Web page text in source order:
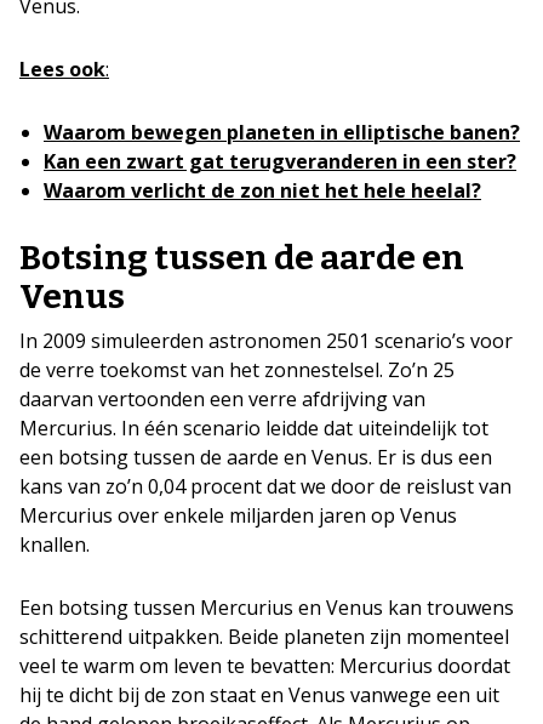
Venus.
Lees ook:
Waarom bewegen planeten in elliptische banen?
Kan een zwart gat terugveranderen in een ster?
Waarom verlicht de zon niet het hele heelal?
Botsing tussen de aarde en
Venus
In 2009 simuleerden astronomen 2501 scenario’s voor
de verre toekomst van het zonnestelsel. Zo’n 25
daarvan vertoonden een verre afdrijving van
Mercurius. In één scenario leidde dat uiteindelijk tot
een botsing tussen de aarde en Venus. Er is dus een
kans van zo’n 0,04 procent dat we door de reislust van
Mercurius over enkele miljarden jaren op Venus
knallen.
Een botsing tussen Mercurius en Venus kan trouwens
schitterend uitpakken. Beide planeten zijn momenteel
veel te warm om leven te bevatten: Mercurius doordat
hij te dicht bij de zon staat en Venus vanwege een uit